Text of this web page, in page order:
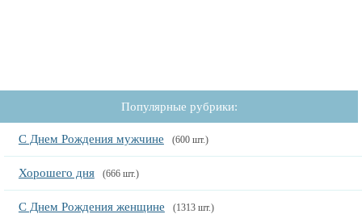
Популярные рубрики:
С Днем Рождения мужчине (600 шт.)
Хорошего дня (666 шт.)
С Днем Рождения женщине (1313 шт.)